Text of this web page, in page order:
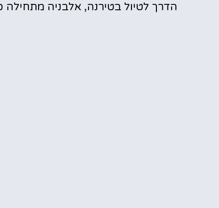
הדרך לטיול בטירנה, אלבניה מתחילה